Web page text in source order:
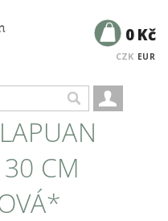
CZK EUR
0 Kč
CM